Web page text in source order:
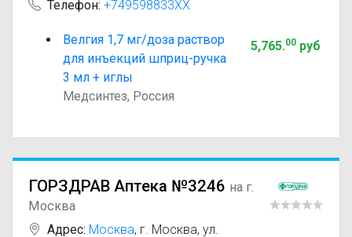
Телефон: +749598833XX
Велгия 1,7 мг/доза раствор
для инъекций шприц-ручка
3 мл + иглы
Медсинтез, Россия
5,765.00руб
ГОРЗДРАВ Аптека №3246 на г.
Москва
Адрес: Москва, г. Москва, ул.